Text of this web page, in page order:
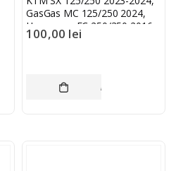
GasGas MC 125/250 2024,
Husqvarna FC 250/350 2016-
2021
100,00 lei
ADAUGĂ ÎN COȘ